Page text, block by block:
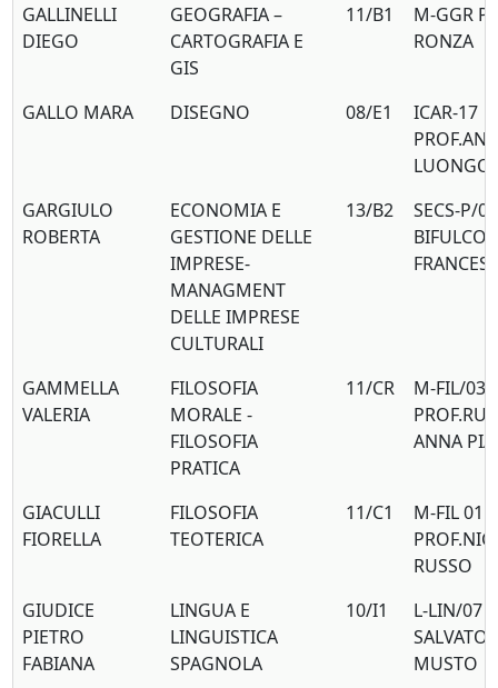
GALLINELLI
DIEGO
GEOGRAFIA –
CARTOGRAFIA E
GIS
11/B1
M-GGR
RONZA
GALLO MARA DISEGNO 08/E1
ICAR-17
LUONGO
GARGIULO
ROBERTA
ECONOMIA E
GESTIONE DELLE
IMPRESE-
MANAGMENT
DELLE IMPRESE
CULTURALI
13/B2
SECS-P/
BIFULCO
GAMMELLA
VALERIA
FILOSOFIA
MORALE -
FILOSOFIA
PRATICA
11/CR
M-FIL/03
ANNA PIA
GIACULLI
FIORELLA
FILOSOFIA
TEOTERICA
11/C1
M-FIL 01
RUSSO
GIUDICE
PIETRO
FABIANA
LINGUA E
LINGUISTICA
SPAGNOLA
10/I1
L-LIN/07
MUSTO